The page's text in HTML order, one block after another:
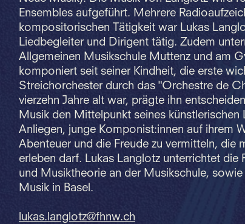
Ensembles aufgeführt. Mehrere
kompositorischen Tätigkeit war Lukas
Liedbegleiter und Dirigent tätig. Zudem
Allgemeinen Musikschule Muttenz und am
komponiert seit seiner Kindheit, die erste
Streichorchester durch das "Orchestre de
vierzehn Jahre alt war, prägte ihn
Musik den Mittelpunkt seines künstlerischen
Anliegen, junge Komponist:innen auf ihrem
Abenteuer und die Freude zu vermitteln, die
erleben darf. Lukas Langlotz unterrichtet
und Musiktheorie an der Musikschule,
Musik in Basel.
lukas.langlotz@fhnw.ch